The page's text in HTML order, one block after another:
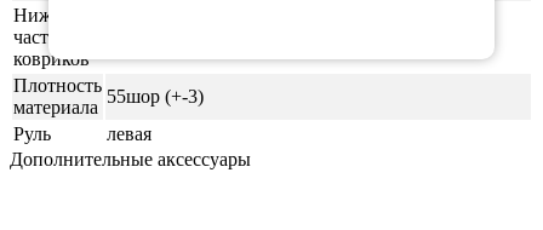
Нижняя
часть
ковриков
Плотность
материала
55шор (+-3)
Руль
левая
Дополнительные аксессуары